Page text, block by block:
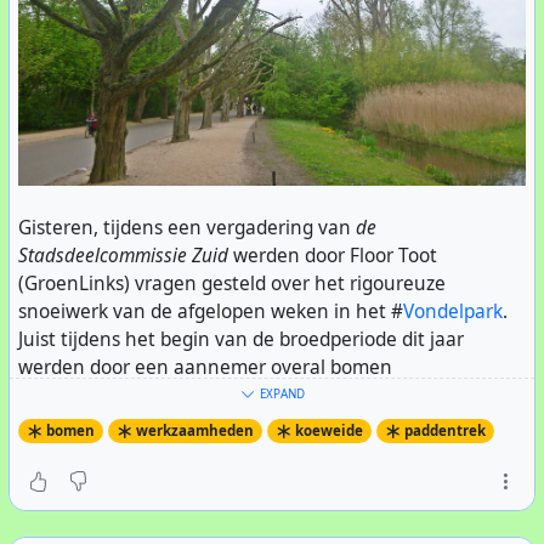
Zo staat de klimbrug middenin een # voedselbos
allerlei planten en boompjes neergezet die vruchten
voorkomen dat honden makkelijk binnen kunnen komen
hebben vrijwilligers van
omheining gebouwd van wilgentakken die op de
Gisteren, tijdens een vergadering van de
Stadsdeelcommissie Zuidwerden door Floor Toot
(GroenLinks) vragen gesteld over het rigoureuze
snoeiwerk van de afgelopen weken in het #Vondelpark.
Juist tijdens het begin van de broedperiode dit jaar
werden door een aannemer overal bomen
. Overgebleven zijn kale stompjes, en het
kan jaren duren voordat de kroon weer helemaal
volgroeid zijn -als ze deze operatie overleven.
Toot wees erop dat veel nestelende vogels verstoord
zijn, er veel te veel hout uit de bomen weggehaald is, er
EXPAND
bomen werkzaamheden koeweide paddentrek